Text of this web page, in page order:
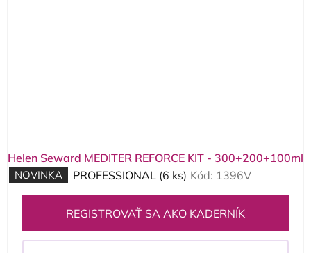
v
Helen Seward MEDITER REFORCE KIT - 300+200+100ml
NOVINKA PROFESSIONAL (6 ks) Kód: 1396V
REGISTROVAŤ SA AKO KADERNÍK